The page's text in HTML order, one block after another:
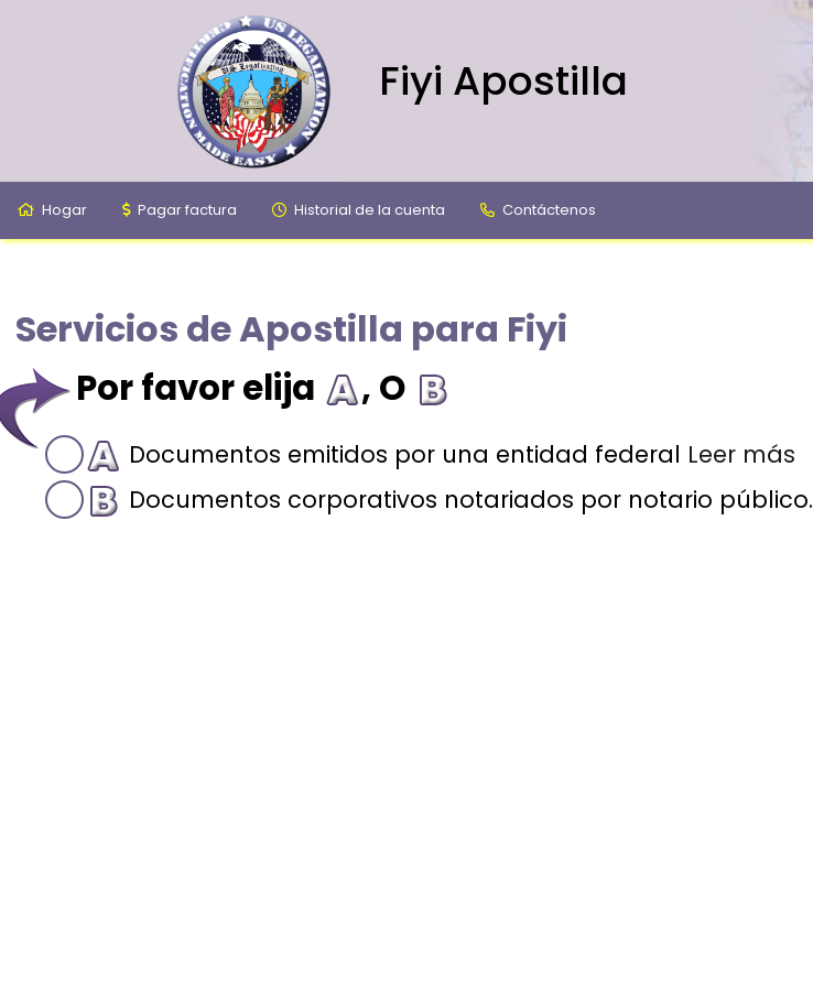
Fiyi Apostilla
Hogar Pagar factura Historial de la cuenta Contáctenos
Servicios de Apostilla para Fiyi
Por favor elija , O
Documentos emitidos por una entidad federal Leer más
Documentos corporativos notariados por notario público.